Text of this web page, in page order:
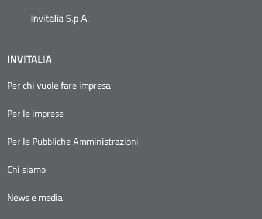
INVITALIA
Per chi vuole fare impresa
Per le imprese
Per le Pubbliche Amministrazioni
Chi siamo
News e media